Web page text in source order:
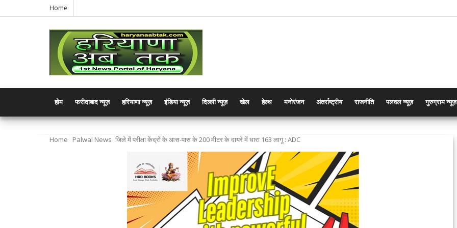
Home
होम फरीदाबाद न्यूज़ हरियाणा न्यूज़ इंडिया न्यूज़ दिल्ली न्यूज़ खेल हेल्थ मनोरंजन अंतर्राष्ट्रीय राजनीति पलवल न्यूज़ गुरुग्राम न्यूज़
Home Palwal News जिले में परीक्षा केंद्रों के आस-पास के 200 मीटर के दायरे में धारा 163 लागू : ADC